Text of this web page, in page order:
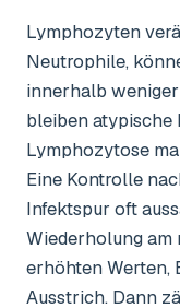
Lymphozyten
Neutrophile,
innerhalb
bleiben atypische
Lymphozytose
Eine Kontrolle
Infektspur oft
Wiederholung am
erhöhten Werten,
Ausstrich. Dann